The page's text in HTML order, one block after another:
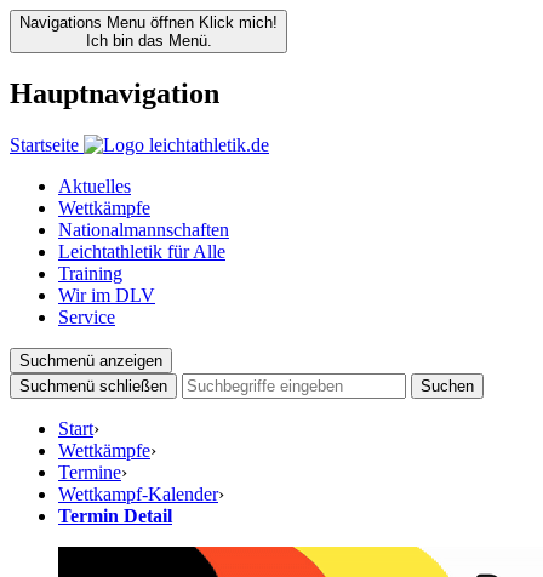
Navigations Menu öffnen Klick mich!
Ich bin das Menü.
Hauptnavigation
Startseite
Aktuelles
Wettkämpfe
Nationalmannschaften
Leichtathletik für Alle
Training
Wir im DLV
Service
Suchmenü anzeigen
Suchmenü schließen
Suchen
Start›
Wettkämpfe›
Termine›
Wettkampf-Kalender›
Termin Detail